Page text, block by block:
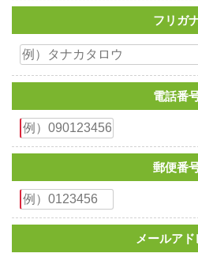
フリガ
電話番
郵便番
メールアド